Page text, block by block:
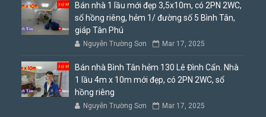
Bán nhà 1 lầu mới đẹp 3,5x10m, có 2PN 2WC,
sổ hồng riêng, hẻm 1/ đường số 5 Bình Tân,
giáp Tân Phú
Nguyễn Trường Sơn Mar 17, 2025
Bán nhà Bình Tân hẻm 130 Lê Đình Cẩn. Nhà
1 lầu 4m x 10m mới đẹp, có 2PN 2WC, sổ
hồng riêng
Nguyễn Trường Sơn Mar 17, 2025